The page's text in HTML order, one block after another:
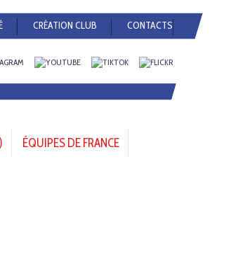
CRÉATION CLUB CONTACTS
ÉQUIPES DE FRANCE